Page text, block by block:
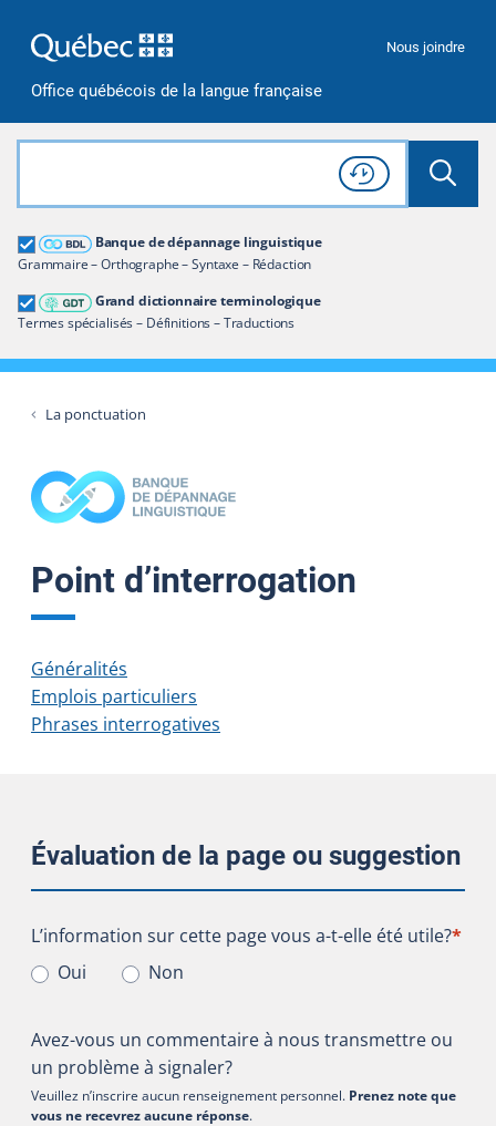
Office québécois de la langue française
Nous joindre
Rechercher dans tout le site
Lancer
Consulter l'
Historique
de recherche
Banque de dépannage linguistique
Grammaire – Orthographe – Syntaxe – Rédaction
Grand dictionnaire terminologique
Termes spécialisés – Définitions – Traductions
Grand dictionnaire terminologique
Restreindre aux termes
La ponctuation
Point d’interrogation
Généralités
Emplois particuliers
Phrases interrogatives
Évaluation de la page ou suggestion
L’information sur cette page vous a-t-elle été utile?
L’information sur cette page vous a-t-elle été utile?*
Oui
Non
Avez-vous un commentaire à nous transmettre ou
un problème à signaler?
Veuillez n’inscrire aucun renseignement personnel. Prenez note que
vous ne recevrez aucune réponse.